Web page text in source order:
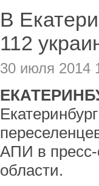
В
112
30 июля 2014
АПИ в
области.